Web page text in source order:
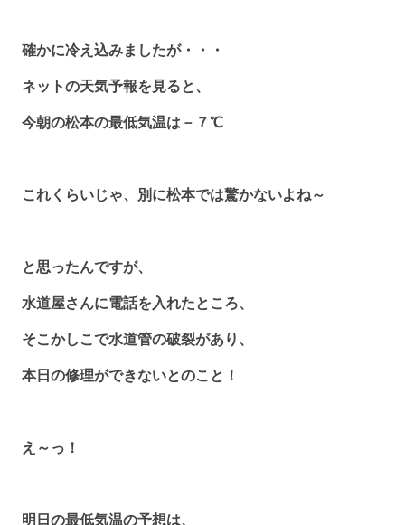
確かに冷え込みましたが・・・
ネットの天気予報を見ると、
今朝の松本の最低気温は－７℃
これくらいじゃ、別に松本では驚かないよね～
と思ったんですが、
水道屋さんに電話を入れたところ、
そこかしこで水道管の破裂があり、
本日の修理ができないとのこと！
え～っ！
明日の最低気温の予想は、